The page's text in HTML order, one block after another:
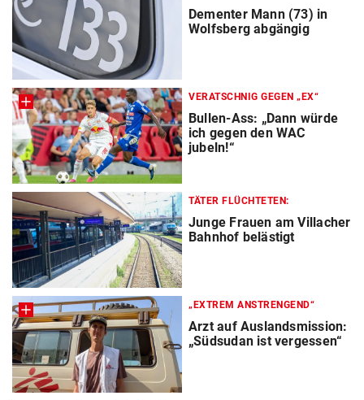
Dementer Mann (73) in
Wolfsberg abgängig
VERATSCHNIG GEGEN „EX“
Bullen-Ass: „Dann würde
ich gegen den WAC
jubeln!“
TÄTER FLÜCHTETEN:
Junge Frauen am Villacher
Bahnhof belästigt
„EXTREM ANSTRENGEND“
Arzt auf Auslandsmission:
„Südsudan ist vergessen“